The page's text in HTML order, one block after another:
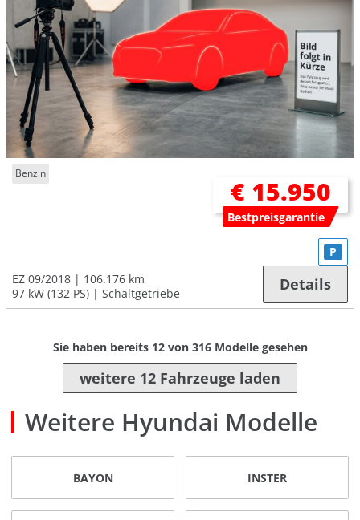
Benzin
€ 15.950
Bestpreisgarantie
EZ 09/2018
106.176 km
97 kW (132 PS)
Schaltgetriebe
P
Details
Sie haben bereits 12von 316Modelle gesehen
weitere 12 Fahrzeuge laden
Weitere Hyundai Modelle
BAYON INSTER